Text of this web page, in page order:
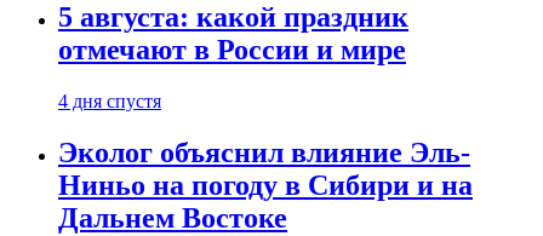
5 августа: какой праздник
отмечают в России и мире
4 дня спустя
Эколог объяснил влияние Эль-
Ниньо на погоду в Сибири и на
Дальнем Востоке